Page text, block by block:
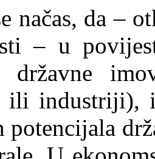
načas, da –
– u
državne
ili industriji),
potencijala